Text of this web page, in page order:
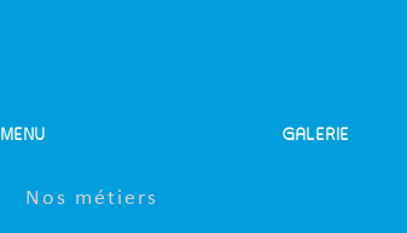
MENU
Nos métiers
GALERIE